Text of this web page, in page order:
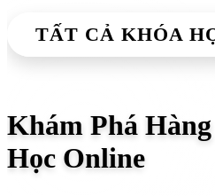
TẤT CẢ KHÓA
Khám Phá
Học Online